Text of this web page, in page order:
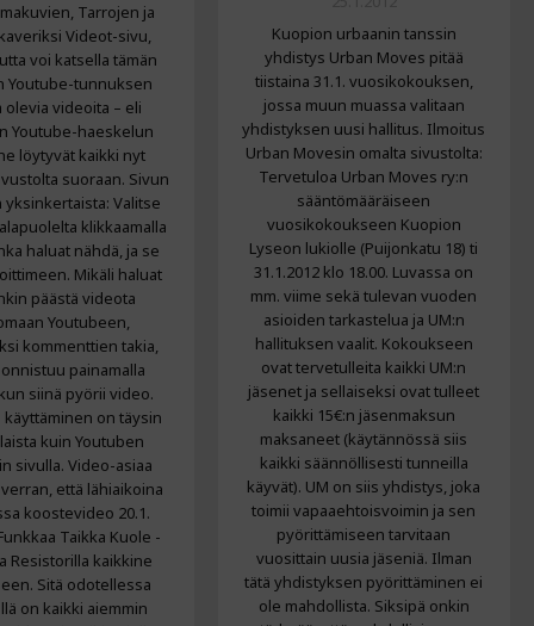
Tarrojen ja
Videot-sivu,
voi katsella tämän
Youtube-tunnuksen
olevia videoita – eli
Youtube-haeskelun
löytyvät kaikki nyt
suoraan. Sivun
yksinkertaista: Valitse
klikkaamalla
haluat nähdä, ja se
Mikäli haluat
päästä videota
Youtubeen,
kommenttien takia,
painamalla
siinä pyörii video.
käyttäminen on täysin
kuin Youtuben
sivulla. Video-asiaa
että lähiaikoina
koostevideo 20.1.
Taikka Kuole -
Resistorilla kaikkine
Sitä odotellessa
on kaikki aiemmin
Kuopion urbaanin tanssin
yhdistys Urban Moves pitää
tiistaina 31.1. vuosikokouksen,
jossa muun muassa valitaan
yhdistyksen uusi hallitus. Ilmoitus
Urban Movesin omalta sivustolta:
Tervetuloa Urban Moves ry:n
sääntömääräiseen
vuosikokoukseen Kuopion
Lyseon lukiolle (Puijonkatu 18) ti
31.1.2012 klo 18.00. Luvassa on
mm. viime sekä tulevan vuoden
asioiden tarkastelua ja UM:n
hallituksen vaalit. Kokoukseen
ovat tervetulleita kaikki UM:n
jäsenet ja sellaiseksi ovat tulleet
kaikki 15€:n jäsenmaksun
maksaneet (käytännössä siis
kaikki säännöllisesti tunneilla
käyvät). UM on siis yhdistys, joka
toimii vapaaehtoisvoimin ja sen
pyörittämiseen tarvitaan
vuosittain uusia jäseniä. Ilman
tätä yhdistyksen pyörittäminen ei
ole mahdollista. Siksipä onkin